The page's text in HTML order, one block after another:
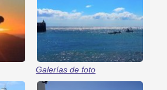
Galerías de foto